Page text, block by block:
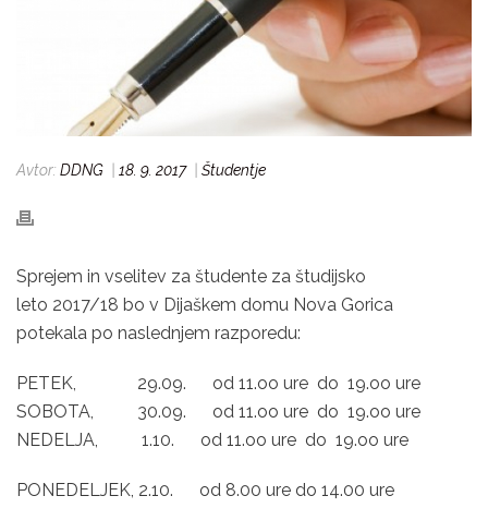
Avtor: DDNG 18. 9. 2017 Študentje
Sprejem in vselitev za študente za študijsko
leto 2017/18 bo v Dijaškem domu Nova Gorica
potekala po naslednjem razporedu:
PETEK, 29.09. od 11.oo ure do 19.oo ure
SOBOTA, 30.09. od 11.oo ure do 19.oo ure
NEDELJA, 1.10. od 11.oo ure do 19.oo ure
PONEDELJEK, 2.10. od 8.00 ure do 14.00 ure